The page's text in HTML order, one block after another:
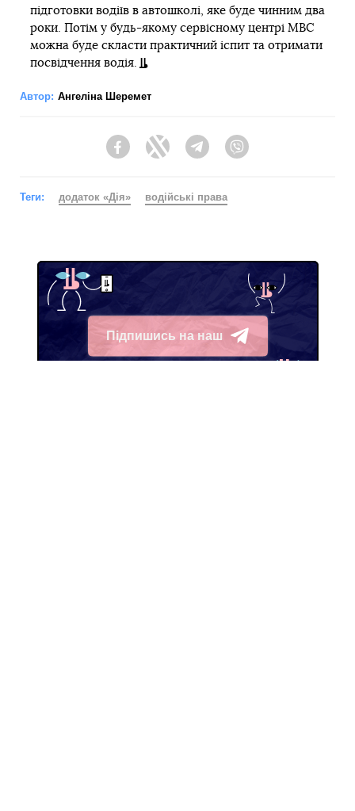
підготовки водіїв в автошколі, яке буде чинним два
роки. Потім у будь-якому сервісному центрі МВС
можна буде скласти практичний іспит та отримати
посвідчення водія.
Автор: Ангеліна Шеремет
FacebookTwitter Telegram
Теги: додаток «Дія» водійські права
Підпишись на наш
Telegram